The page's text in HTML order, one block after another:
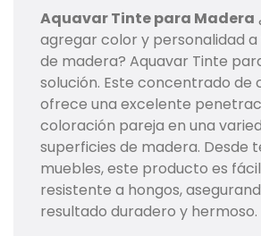
Aquavar Tinte para Madera
agregar color y personalidad
de madera? Aquavar Tinte
solución. Este concentrado de
ofrece una excelente
coloración pareja en una
superficies de madera. Desde
muebles, este producto es
resistente a hongos,
resultado duradero y hermoso.